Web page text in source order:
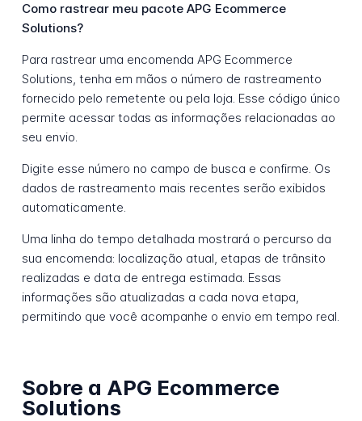
Como rastrear meu pacote APG Ecommerce
Solutions?
Para rastrear uma encomenda APG Ecommerce
Solutions, tenha em mãos o número de rastreamento
fornecido pelo remetente ou pela loja. Esse código único
permite acessar todas as informações relacionadas ao
seu envio.
Digite esse número no campo de busca e confirme. Os
dados de rastreamento mais recentes serão exibidos
automaticamente.
Uma linha do tempo detalhada mostrará o percurso da
sua encomenda: localização atual, etapas de trânsito
realizadas e data de entrega estimada. Essas
informações são atualizadas a cada nova etapa,
permitindo que você acompanhe o envio em tempo real.
Sobre a APG Ecommerce
Solutions